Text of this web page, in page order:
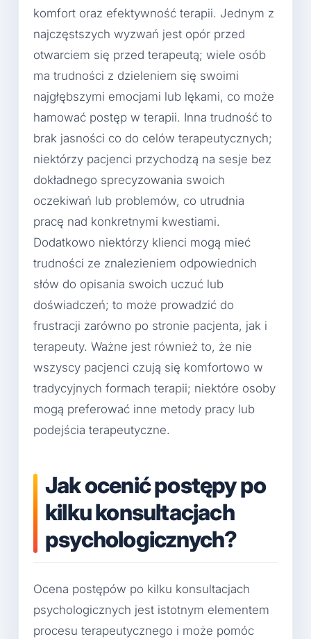
komfort oraz efektywność terapii. Jednym z
najczęstszych wyzwań jest opór przed
otwarciem się przed terapeutą; wiele osób
ma trudności z dzieleniem się swoimi
najgłębszymi emocjami lub lękami, co może
hamować postęp w terapii. Inna trudność to
brak jasności co do celów terapeutycznych;
niektórzy pacjenci przychodzą na sesje bez
dokładnego sprecyzowania swoich
oczekiwań lub problemów, co utrudnia
pracę nad konkretnymi kwestiami.
Dodatkowo niektórzy klienci mogą mieć
trudności ze znalezieniem odpowiednich
słów do opisania swoich uczuć lub
doświadczeń; to może prowadzić do
frustracji zarówno po stronie pacjenta, jak i
terapeuty. Ważne jest również to, że nie
wszyscy pacjenci czują się komfortowo w
tradycyjnych formach terapii; niektóre osoby
mogą preferować inne metody pracy lub
podejścia terapeutyczne.
Jak ocenić postępy po
kilku konsultacjach
psychologicznych?
Ocena postępów po kilku konsultacjach
psychologicznych jest istotnym elementem
procesu terapeutycznego i może pomóc